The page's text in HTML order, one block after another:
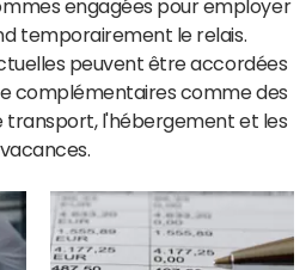
engagées pour employer
temporairement le relais.
peuvent être accordées
complémentaires comme des
transport, l'hébergement et les